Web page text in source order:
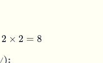
2 =
):